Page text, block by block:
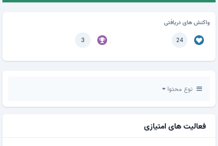
واکنش های دریافتی
24
3
نوع محتوا
فعالیت های امتیازی